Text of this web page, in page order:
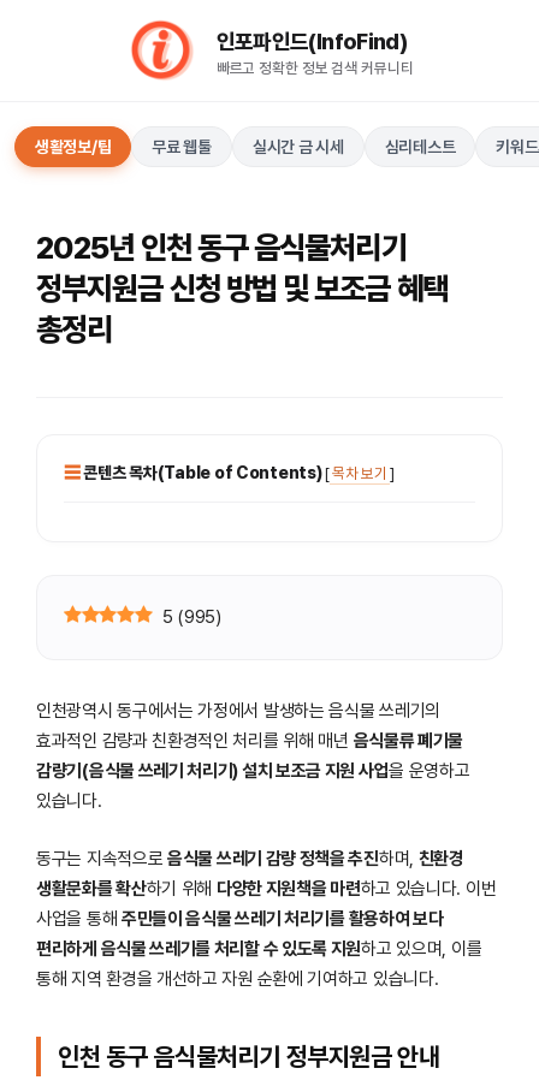
인포파인드(InfoFind)​​​​
빠르고 정확한 정보 검색 커뮤니티
생활정보/팁 무료 웹툴 실시간 금 시세 심리테스트 키워
2025년 인천 동구 음식물처리기
정부지원금 신청 방법 및 보조금 혜택
총정리
콘텐츠 목차(Table of Contents)[목차 보기 ]
5 (995)
인천광역시 동구에서는 가정에서 발생하는 음식물 쓰레기의
효과적인 감량과 친환경적인 처리를 위해 매년 음식물류 폐기물
감량기(음식물 쓰레기 처리기) 설치 보조금 지원 사업을 운영하고
있습니다.
동구는 지속적으로 음식물 쓰레기 감량 정책을 추진하며, 친환경
생활문화를 확산하기 위해 다양한 지원책을 마련하고 있습니다. 이번
사업을 통해 주민들이 음식물 쓰레기 처리기를 활용하여 보다
편리하게 음식물 쓰레기를 처리할 수 있도록 지원하고 있으며, 이를
통해 지역 환경을 개선하고 자원 순환에 기여하고 있습니다.
인천 동구 음식물처리기 정부지원금 안내